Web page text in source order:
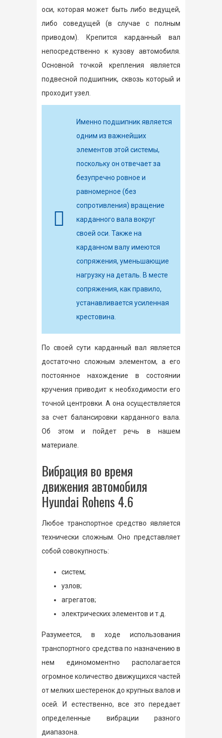
оси, которая может быть либо ведущей,
либо соведущей (в случае с полным
приводом). Крепится карданный вал
непосредственно к кузову автомобиля.
Основной точкой крепления является
подвесной подшипник, сквозь который и
проходит узел.
Именно подшипник является
одним из важнейших
элементов этой системы,
поскольку он отвечает за
безупречно ровное и
равномерное (без
сопротивления) вращение
карданного вала вокруг
своей оси. Также на
карданном валу имеются
сопряжения, уменьшающие
нагрузку на деталь. В месте
сопряжения, как правило,
устанавливается усиленная
крестовина.
По своей сути карданный вал является
достаточно сложным элементом, а его
постоянное нахождение в состоянии
кручения приводит к необходимости его
точной центровки. А она осуществляется
за счет балансировки карданного вала.
Об этом и пойдет речь в нашем
материале.
Вибрация во время
движения автомобиля
Hyundai Rohens 4.6
Любое транспортное средство является
технически сложным. Оно представляет
собой совокупность:
систем;
узлов;
агрегатов;
электрических элементов и т.д.
Разумеется, в ходе использования
транспортного средства по назначению в
нем единомоментно располагается
огромное количество движущихся частей
от мелких шестеренок до крупных валов и
осей. И естественно, все это передает
определенные вибрации разного
диапазона.